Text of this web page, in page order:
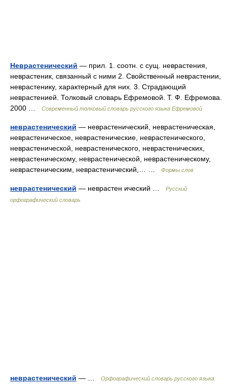
Неврастенический — прил. 1. соотн. с сущ. неврастения,
неврастеник, связанный с ними 2. Свойственный неврастении,
неврастенику, характерный для них. 3. Страдающий
неврастенией. Толковый словарь Ефремовой. Т. Ф. Ефремова.
2000 …
Современный толковый словарь русского языка Ефремовой
неврастенический — неврастенический, неврастеническая,
неврастеническое, неврастенические, неврастенического,
неврастенической, неврастенического, неврастенических,
неврастеническому, неврастенической, неврастеническому,
неврастеническим, неврастенический,… …
Формы слов
неврастенический — неврастен ический …
Русский
орфографический словарь
неврастенический — … Орфографический словарь русского языка